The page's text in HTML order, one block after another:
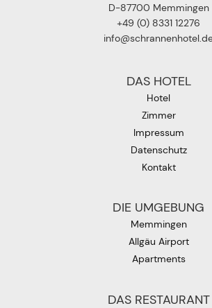
D-87700 Memmingen
+49 (0) 8331 12276
DAS HOTEL
Hotel
Zimmer
Impressum
Datenschutz
Kontakt
DIE UMGEBUNG
Memmingen
Allgäu Airport
Apartments
DAS RESTAURANT